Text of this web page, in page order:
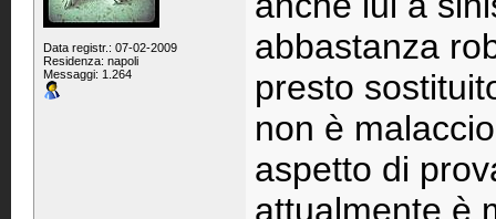
Data registr.: 07-02-2009
Residenza: napoli
Messaggi: 1.264
abbastanza
presto
non è malaccio
aspetto di
attualmente è